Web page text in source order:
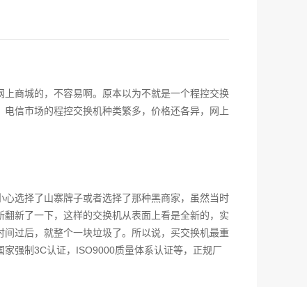
商城的，不容易啊。原本以为不就是一个程控交换
信市场的程控交换机种类繁多，价格还各异，网上
选择了山寨牌子或者选择了那种黑商家，虽然当时
新了一下，这样的交换机从表面上看是全新的，实
过后，就整个一块垃圾了。所以说，买交换机最重
强制3C认证，ISO9000质量体系认证等，正规厂